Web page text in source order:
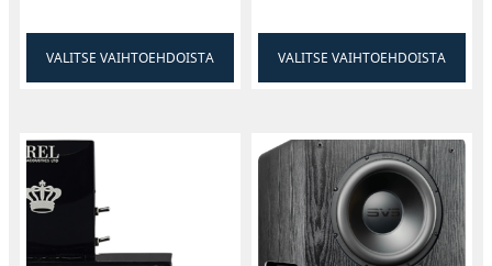
VALITSE VAIHTOEHDOISTA VALITSE VAIHTOEHDOISTA